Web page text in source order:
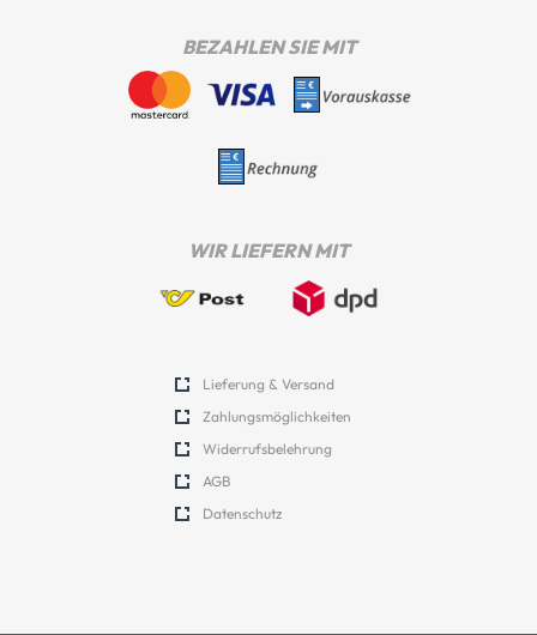
BEZAHLEN SIE MIT
WIR LIEFERN MIT
Lieferung & Versand
Zahlungsmöglichkeiten
Widerrufsbelehrung
AGB
Datenschutz